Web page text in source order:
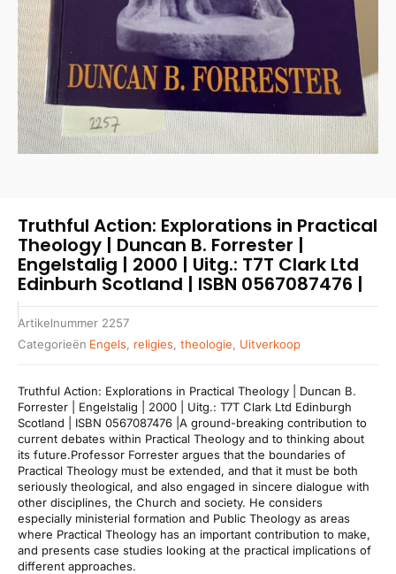
Truthful Action: Explorations in Practical
Theology | Duncan B. Forrester |
Engelstalig | 2000 | Uitg.: T7T Clark Ltd
Edinburh Scotland | ISBN 0567087476 |
Artikelnummer 2257
Categorieën Engels religies theologie Uitverkoop
Truthful Action: Explorations in Practical Theology | Duncan B.
Forrester | Engelstalig | 2000 | Uitg.: T7T Clark Ltd Edinburgh
Scotland | ISBN 0567087476 |A ground-breaking contribution to
current debates within Practical Theology and to thinking about
its future.Professor Forrester argues that the boundaries of
Practical Theology must be extended, and that it must be both
seriously theological, and also engaged in sincere dialogue with
other disciplines, the Church and society. He considers
especially ministerial formation and Public Theology as areas
where Practical Theology has an important contribution to make,
and presents case studies looking at the practical implications of
different approaches.